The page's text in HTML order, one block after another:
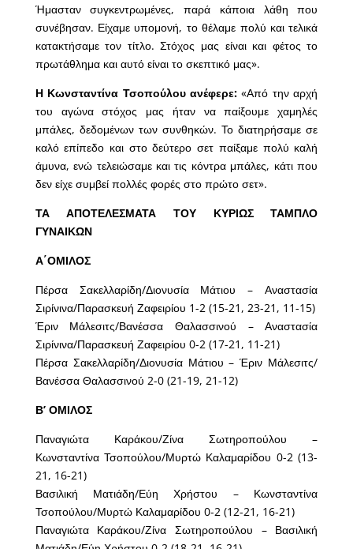
Ήμασταν συγκεντρωμένες, παρά κάποια λάθη που
συνέβησαν. Είχαμε υπομονή, το θέλαμε πολύ και τελικά
κατακτήσαμε τον τίτλο. Στόχος μας είναι και φέτος το
πρωτάθλημα και αυτό είναι το σκεπτικό μας».
Η Κωνσταντίνα Τσοπούλου ανέφερε: «Από την αρχή
του αγώνα στόχος μας ήταν να παίξουμε χαμηλές
μπάλες, δεδομένων των συνθηκών. Το διατηρήσαμε σε
καλό επίπεδο και στο δεύτερο σετ παίξαμε πολύ καλή
άμυνα, ενώ τελειώσαμε και τις κόντρα μπάλες, κάτι που
δεν είχε συμβεί πολλές φορές στο πρώτο σετ».
ΤΑ ΑΠΟΤΕΛΕΣΜΑΤΑ ΤΟΥ ΚΥΡΙΩΣ ΤΑΜΠΛΟ
ΓΥΝΑΙΚΩΝ
Α΄ΟΜΙΛΟΣ
Πέρσα Σακελλαρίδη/Διονυσία Μάτιου – Αναστασία
Σιρίνινα/Παρασκευή Ζαφειρίου 1-2 (15-21, 23-21, 11-15)
Έριν Μάλεσιτς/Βανέσσα Θαλασσινού – Αναστασία
Σιρίνινα/Παρασκευή Ζαφειρίου 0-2 (17-21, 11-21)
Πέρσα Σακελλαρίδη/Διονυσία Μάτιου – Έριν Μάλεσιτς/
Βανέσσα Θαλασσινού 2-0 (21-19, 21-12)
Β’ ΟΜΙΛΟΣ
Παναγιώτα Καράκου/Ζίνα Σωτηροπούλου –
Κωνσταντίνα Τσοπούλου/Μυρτώ Καλαμαρίδου 0-2 (13-
21, 16-21)
Βασιλική Ματιάδη/Εύη Χρήστου – Κωνσταντίνα
Τσοπούλου/Μυρτώ Καλαμαρίδου 0-2 (12-21, 16-21)
Παναγιώτα Καράκου/Ζίνα Σωτηροπούλου – Βασιλική